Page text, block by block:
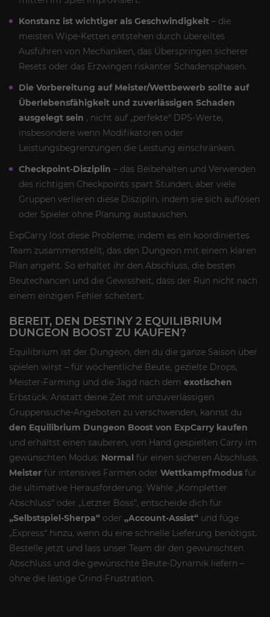
Konstanz ist wichtiger als Geschwindigkeit – die
meisten Wipe-Ketten entstehen durch übereiltes
Ausführen von Mechaniken, das Überspringen sicherer
Resets oder das Erzwingen riskanter Schadensphasen.
Die Vorbereitung auf Meister/Wettbewerb sollte auf
Überlebensfähigkeit und zuverlässigen Schaden
ausgelegt sein , nicht auf „perfekte“ DPS-Werte,
insbesondere wenn Modifikatoren oder
Leistungsbegrenzungen die Leistung einschränken.
Checkpoint-Disziplin – das Beibehalten und Verwenden
des richtigen Checkpoints spart Stunden, aber viele
Gruppen verlieren diese Disziplin, indem sie sich auflösen
oder Spieler ohne Planung austauschen.
ExpCarry löst diese Probleme, indem es ein koordiniertes
Team zusammenstellt, das den Dungeon mit einem klaren
Plan angeht. So erhaltet ihr den Abschluss, die besten
Beutechancen und die Gewissheit, dass der Run nicht nach
einem einzigen Fehler scheitert.
BEREIT, DEN DESTINY 2 EQUILIBRIUM
DUNGEON BOOST ZU KAUFEN?
Equilibrium ist der Dungeon, den du die ganze Saison über
spielen wirst – für wöchentliche Beute, gezielte Drops,
Meister-Farming und die Jagd nach dem exotischen
Erbstück. Anstatt deine Zeit mit unzuverlässigen
Gruppensuche-Angeboten zu verschwenden, kannst du
den Equilibrium Dungeon Boost von ExpCarry kaufen
und erhältst einen sauberen, von Hand gespielten Carry im
gewünschten Modus: Normal für einen sicheren Abschluss,
Meister für intensives Farmen oder Wettkampfmodus für
die ultimative Herausforderung. Wähle „Kompletter
Abschluss“ oder „Letzter Boss“, entscheide dich für
„Selbstspiel-Sherpa“ oder „Account-Assist“ und füge
„Express“ hinzu, wenn du eine schnelle Lieferung benötigst.
Bestelle jetzt und lass unser Team dir den gewünschten
Abschluss und die gewünschte Beute-Dynamik liefern –
ohne die lästige Grind-Frustration.